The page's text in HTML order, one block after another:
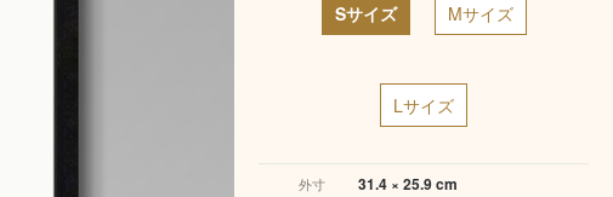
Sサイズ Mサイズ
Lサイズ
外寸 31.4 × 25.9 cm